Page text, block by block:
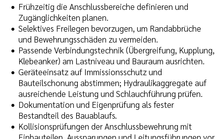
Frühzeitig die Anschlussbereiche definieren und
Zugänglichkeiten planen.
Selektives Freilegen bevorzugen, um Randabbrüche
und Bewehrungsschäden zu vermeiden.
Passende Verbindungstechnik (Übergreifung, Kupplung,
Klebeanker) am Lastniveau und Bauraum ausrichten.
Geräteeinsatz auf Immissionsschutz und
Bauteilschonung abstimmen; Hydraulikaggregate auf
ausreichende Leistung und Schlauchführung prüfen.
Dokumentation und Eigenprüfung als fester
Bestandteil des Bauablaufs.
Kollisionsprüfungen der Anschlussbewehrung mit